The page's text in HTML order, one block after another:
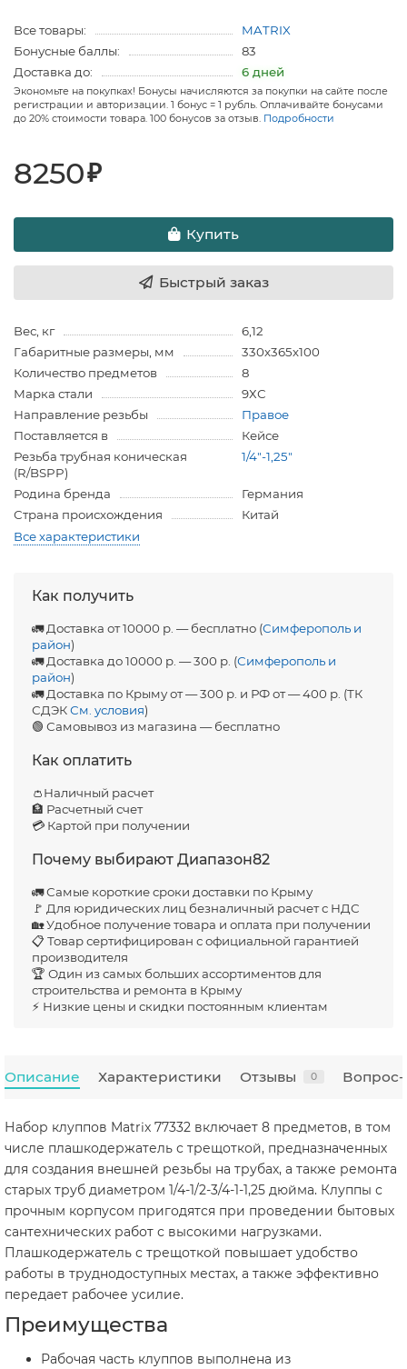
Все товары:
MATRIX
Бонусные баллы:
83
Доставка до:
6 дней
Экономьте на покупках! Бонусы начисляются за покупки на сайте после
регистрации и авторизации. 1 бонус = 1 рубль. Оплачивайте бонусами
до 20% стоимости товара. 100 бонусов за отзыв. Подробности
8250₽
Купить
Быстрый заказ
Вес, кг
6,12
Габаритные размеры, мм
330х365х100
Количество предметов
8
Марка стали
9ХС
Направление резьбы
Правое
Поставляется в
Кейсе
Резьба трубная коническая
(R/BSPP)
1/4"-1,25"
Родина бренда
Германия
Страна происхождения
Китай
Все характеристики
Как получить
🚛 Доставка от 10000 р. — бесплатно (Симферополь и
район)
🚛 Доставка до 10000 р. — 300 р. (Симферополь и
район)
🚛 Доставка по Крыму от — 300 р. и РФ от — 400 р. (ТК
СДЭКСм. условия)
🟢 Самовывоз из магазина — бесплатно
Как оплатить
👛Наличный расчет
🏦 Расчетный счет
💳 Картой при получении
Почему выбирают Диапазон82
🚛 Самые короткие сроки доставки по Крыму
🚩 Для юридических лиц безналичный расчет с НДС
🏡 Удобное получение товара и оплата при получении
📋 Товар сертифицирован с официальной гарантией
производителя
🏆 Один из самых больших ассортиментов для
строительства и ремонта в Крыму
⚡ Низкие цены и скидки постоянным клиентам
Описание Характеристики Отзывы 0 Вопрос-
Набор клуппов Matrix 77332 включает 8 предметов, в том
числе плашкодержатель с трещоткой, предназначенных
для создания внешней резьбы на трубах, а также ремонта
старых труб диаметром 1/4-1/2-3/4-1-1,25 дюйма. Клуппы с
прочным корпусом пригодятся при проведении бытовых
сантехнических работ с высокими нагрузками.
Плашкодержатель с трещоткой повышает удобство
работы в труднодоступных местах, а также эффективно
передает рабочее усилие.
Преимущества
Рабочая часть клуппов выполнена из